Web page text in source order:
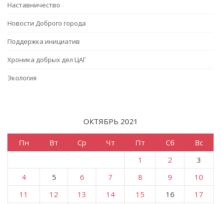
Наставничество
Новости Доброго города
Поддержка инициатив
Хроника добрых дел ЦАГ
Экология
ОКТЯБРЬ 2021
Пн Вт Ср Чт Пт Сб
Вс
1
2
3
4
5 6 7 8 9
10
11
12 13 14 15 16
17